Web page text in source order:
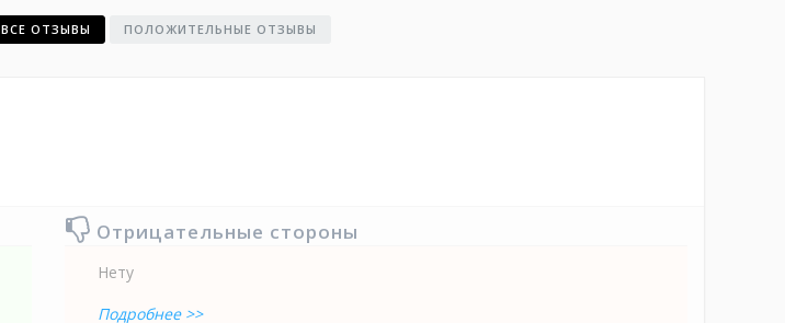
ВСЕ ОТЗЫВЫ ПОЛОЖИТЕЛЬНЫЕ ОТЗЫВЫ
Отрицательные стороны
Нету
Подробнее >>